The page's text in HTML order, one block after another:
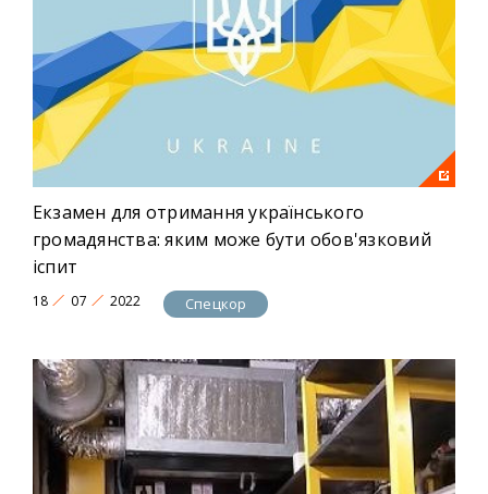
Екзамен для отримання українського
громадянства: яким може бути обов'язковий
іспит
18 07 2022 Спецкор